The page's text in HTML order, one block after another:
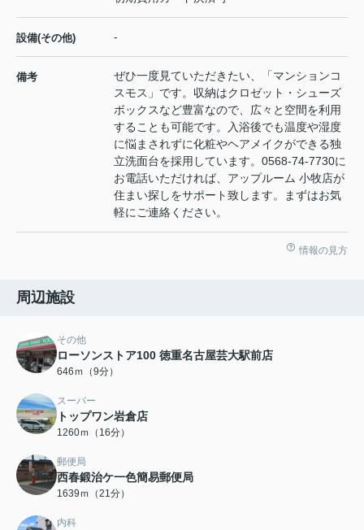
設備(その他) -
備考
ぜひ一度見ていただきたい、「マンションコ
スモス」です。収納はクロゼット・シューズ
ボックスなど豊富なので、広々と空間を利用
することも可能です。入浴後でも温度や湿度
に悩まされずに化粧やヘアメイクができる独
立洗面台を採用しています。0568-74-7730に
お電話いただければ、アップルーム 小牧店が
住まい探しをサポート致します。まずはお気
軽にご連絡ください。
情報の見方
周辺施設
その他
ローソンストア100 徳重名古屋芸大駅前店
646ｍ（9分）
スーパー
トップワン岩倉店
1260ｍ（16分）
郵便局
西春鍛治ケ一色簡易郵便局
1639ｍ（21分）
内科